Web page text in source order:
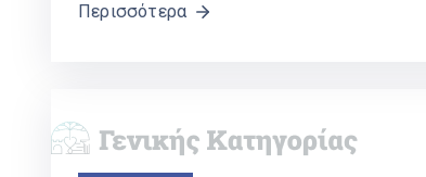
Περισσότερα